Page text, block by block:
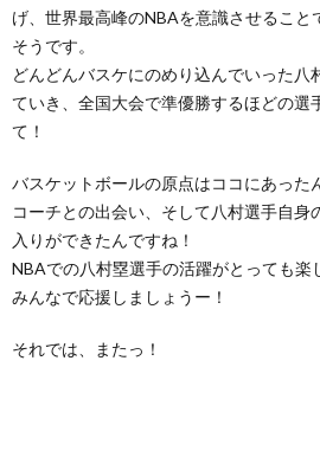
げ、世界最高峰のNBAを意識させること
そうです。
どんどんバスケにのめり込んでいった八
ていき、全国大会で準優勝するほどの選
て！
バスケットボールの原点はココにあった
コーチとの出会い、そして八村選手自身
入りができたんですね！
NBAでの八村塁選手の活躍がとっても楽
みんなで応援しましょうー！
それでは、またっ！